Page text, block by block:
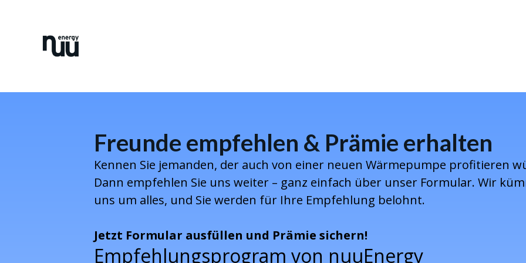
Freunde empfehlen & Prämie erhalten
Kennen Sie jemanden, der auch von einer neuen Wärmepumpe profitieren
Dann empfehlen Sie uns weiter – ganz einfach über unser Formular. Wir
uns um alles, und Sie werden für Ihre Empfehlung belohnt.
Jetzt Formular ausfüllen und Prämie sichern!